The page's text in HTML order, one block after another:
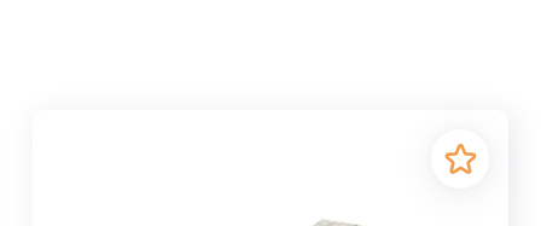
плита из бетона, незаменимый элемент в
проемов, надежное распределение нагрузки